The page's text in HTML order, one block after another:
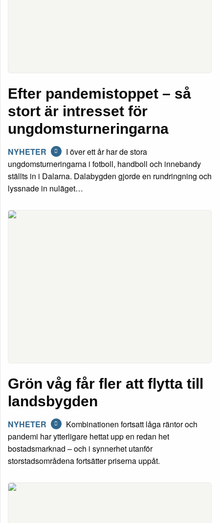
Efter pandemistoppet – så
stort är intresset för
ungdomsturneringarna
NYHETER
I över ett år har de stora
ungdomsturneringarna i fotboll, handboll och innebandy
ställts in i Dalarna. Dalabygden gjorde en rundringning och
lyssnade in nuläget…
Grön våg får fler att flytta till
landsbygden
NYHETER
Kombinationen fortsatt låga räntor och
pandemi har ytterligare hettat upp en redan het
bostadsmarknad – och i synnerhet utanför
storstadsområdena fortsätter priserna uppåt.